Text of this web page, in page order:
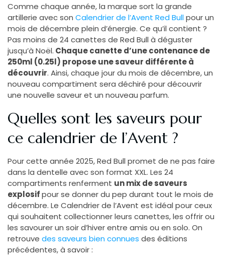
Comme chaque année, la marque sort la grande
artillerie avec son Calendrier de l’Avent Red Bullpour un
mois de décembre plein d’énergie. Ce qu’il contient ?
Pas moins de 24 canettes de Red Bull à déguster
jusqu’à Noël. Chaque canette d’une contenance de
250ml (0.25l) propose une saveur différente à
découvrir. Ainsi, chaque jour du mois de décembre, un
nouveau compartiment sera déchiré pour découvrir
une nouvelle saveur et un nouveau parfum.
Quelles sont les saveurs pour
ce calendrier de l’Avent ?
Pour cette année 2025, Red Bull promet de ne pas faire
dans la dentelle avec son format XXL. Les 24
compartiments renferment un mix de saveurs
explosifpour se donner du pep durant tout le mois de
décembre. Le Calendrier de l’Avent est idéal pour ceux
qui souhaitent collectionner leurs canettes, les offrir ou
les savourer un soir d’hiver entre amis ou en solo. On
retrouve des saveurs bien connues des éditions
précédentes, à savoir :